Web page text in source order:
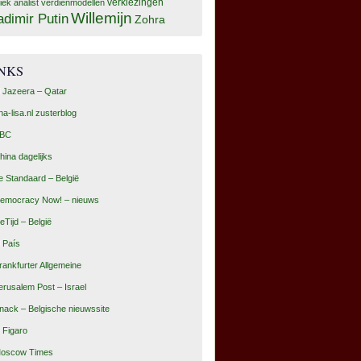
analist verdienmodellen verkiezingen
PutinWillemijn Zohra
Jazeera – Qatar
lisa.nl zusterblog
dagelijks
Standaard – België
Now! – nieuws
– België
País
Allgemeine
Post – Israel
– Belgische nieuwssite
Figaro
Times